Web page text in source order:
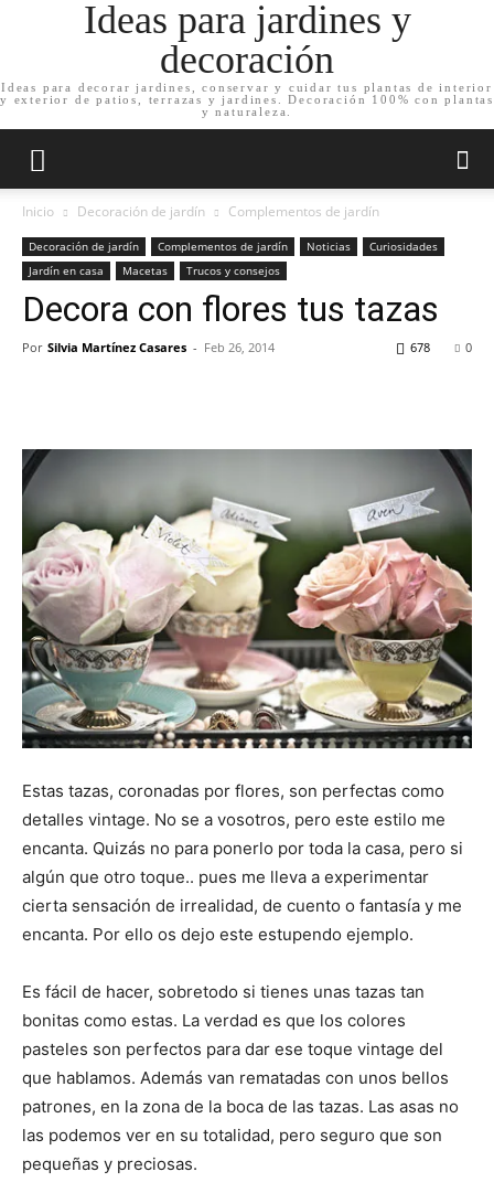
Ideas para jardines y
decoración
Ideas para decorar jardines, conservar y cuidar tus plantas de interior
y exterior de patios, terrazas y jardines. Decoración 100% con plantas
y naturaleza.
Inicio Decoración de jardín Complementos de jardín
Decoración de jardín Complementos de jardín Noticias
Curiosidades
Jardín en casa
Macetas Trucos y consejos
Decora con flores tus tazas
Por Silvia Martínez Casares - Feb 26, 2014 0
678
Estas tazas, coronadas por flores, son perfectas como
detalles vintage. No se a vosotros, pero este estilo me
encanta. Quizás no para ponerlo por toda la casa, pero si
algún que otro toque.. pues me lleva a experimentar
cierta sensación de irrealidad, de cuento o fantasía y me
encanta. Por ello os dejo este estupendo ejemplo.
Es fácil de hacer, sobretodo si tienes unas tazas tan
bonitas como estas. La verdad es que los colores
pasteles son perfectos para dar ese toque vintage del
que hablamos. Además van rematadas con unos bellos
patrones, en la zona de la boca de las tazas. Las asas no
las podemos ver en su totalidad, pero seguro que son
pequeñas y preciosas.